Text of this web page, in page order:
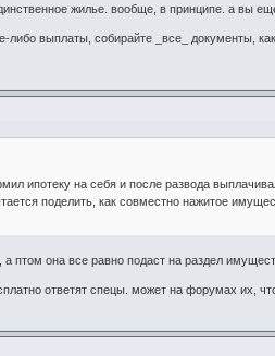
жилье. вообще, в принципе. а вы
выплаты, собирайте _все_ документы,
ипотеку на себя и после развода
поделить, как совместно нажитое
птом она все равно подаст на раздел
ответят спецы. может на форумах их,